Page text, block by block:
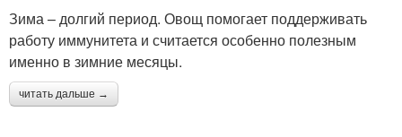
Зима – долгий период. Овощ помогает поддерживать
работу иммунитета и считается особенно полезным
именно в зимние месяцы.
читать дальше →